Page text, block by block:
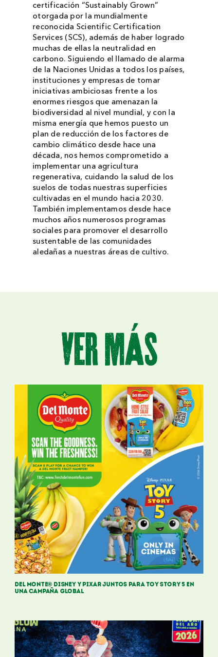
certificación “Sustainably Grown”
otorgada por la mundialmente
reconocida Scientific Certification
Services (SCS), además de haber logrado
muchas de ellas la neutralidad en
carbono. Siguiendo el llamado de alarma
de la Naciones Unidas a todos los países,
instituciones y empresas de tomar
iniciativas ambiciosas frente a los
enormes riesgos que amenazan la
biodiversidad al nivel mundial, y con la
misma energía que hemos puesto un
plan de reducción de los factores de
cambio climático desde hace una
década, nos hemos comprometido a
implementar una agricultura
regenerativa, cuidando la salud de los
suelos de todas nuestras superficies
cultivadas en el mundo hacia 2030.
También implementamos desde hace
muchos años numerosos programas
sociales para promover el desarrollo
sustentable de las comunidades
aledañas a nuestras áreas de cultivo.
veR máS
DEL MONTE® DISNEY Y PIXAR JUNTOS PARA TOY STORY 5 EN
UNA CAMPAÑA GLOBAL